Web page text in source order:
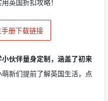
英国折扣攻略！
册下载链接
伙伴量身定制，涵盖了初来
新们提前了解英国生活，点